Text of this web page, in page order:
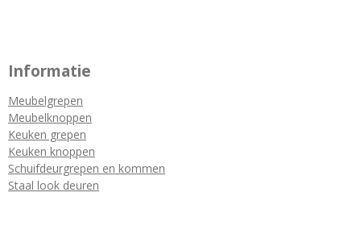
Informatie
Meubelgrepen
Meubelknoppen
Keuken grepen
Keuken knoppen
Schuifdeurgrepen en kommen
Staal look deuren